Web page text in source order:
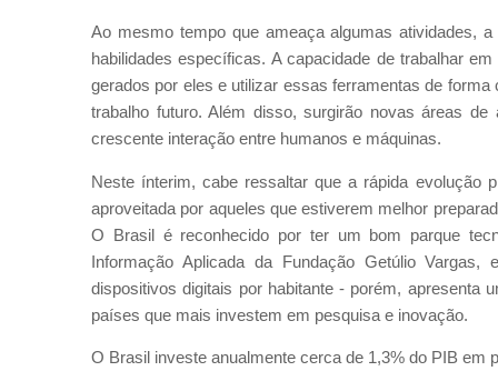
Ao mesmo tempo que ameaça algumas atividades,
habilidades específicas. A capacidade de trabalhar
gerados por eles e utilizar essas ferramentas de
trabalho futuro. Além disso, surgirão novas áreas
crescente interação entre humanos e máquinas.
Neste ínterim, cabe ressaltar que a rápida evolução
aproveitada por aqueles que estiverem melhor
O Brasil é reconhecido por ter um bom parque
Informação Aplicada da Fundação Getúlio
dispositivos digitais por habitante - porém, apresenta
países que mais investem em pesquisa e inovação.
O Brasil investe anualmente cerca de 1,3% do PIB em